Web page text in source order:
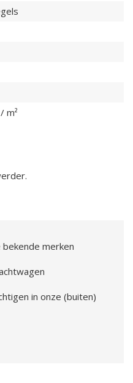
m²
merken
in onze (buiten)